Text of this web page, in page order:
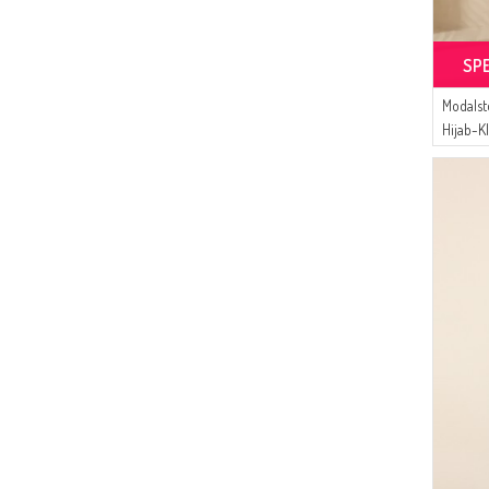
Hijab-
Modell